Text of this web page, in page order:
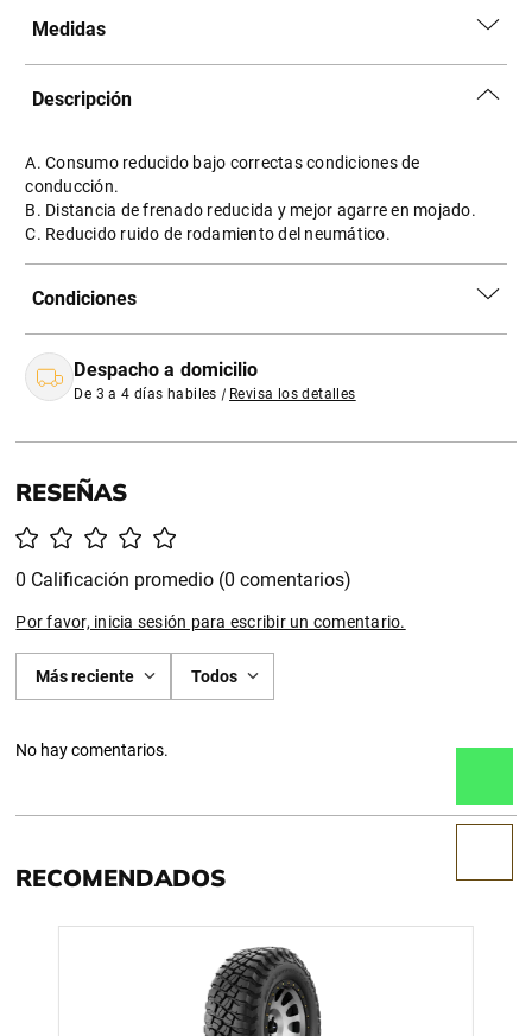
Medidas
Descripción
A. Consumo reducido bajo correctas condiciones de
conducción.
B. Distancia de frenado reducida y mejor agarre en mojado.
C. Reducido ruido de rodamiento del neumático.
Condiciones
Despacho a domicilio
De 3 a 4 días habiles | Revisa los detalles
0 Calificación promedio (0 comentarios)
Por favor, inicia sesión para escribir un comentario.
Más reciente Todos
No hay comentarios.
RECOMENDADOS